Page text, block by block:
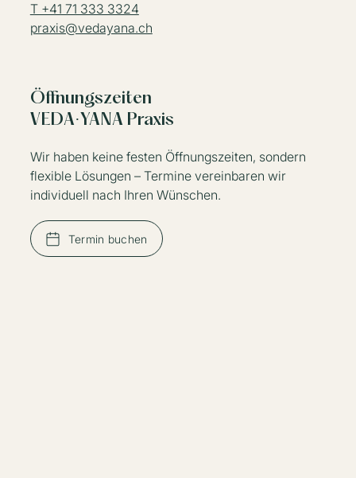
T +41 71 333 3324
praxis@vedayana.ch
Öffnungszeiten
VEDA·YANA Praxis
Wir haben keine festen Öffnungszeiten, sondern
flexible Lösungen – Termine vereinbaren wir
individuell nach Ihren Wünschen.
Termin buchen